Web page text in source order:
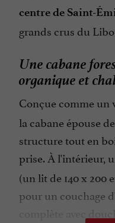
centre de Saint-
grands crus du
Une cabane
organique et
Conçue comme un
la cabane épouse
structure tout en
prise. À l'intérieur,
(un lit de 140 x 200
pour un couchage
complète avec